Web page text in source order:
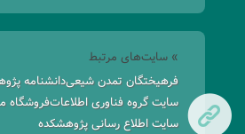
» سایت‌های مرتبط
فرهیختگان تمدن شیعیدانشنامه
سایت گروه فناوری اطلاعاتفروشگاه
سایت اطلاع رسانی پژوهشکده